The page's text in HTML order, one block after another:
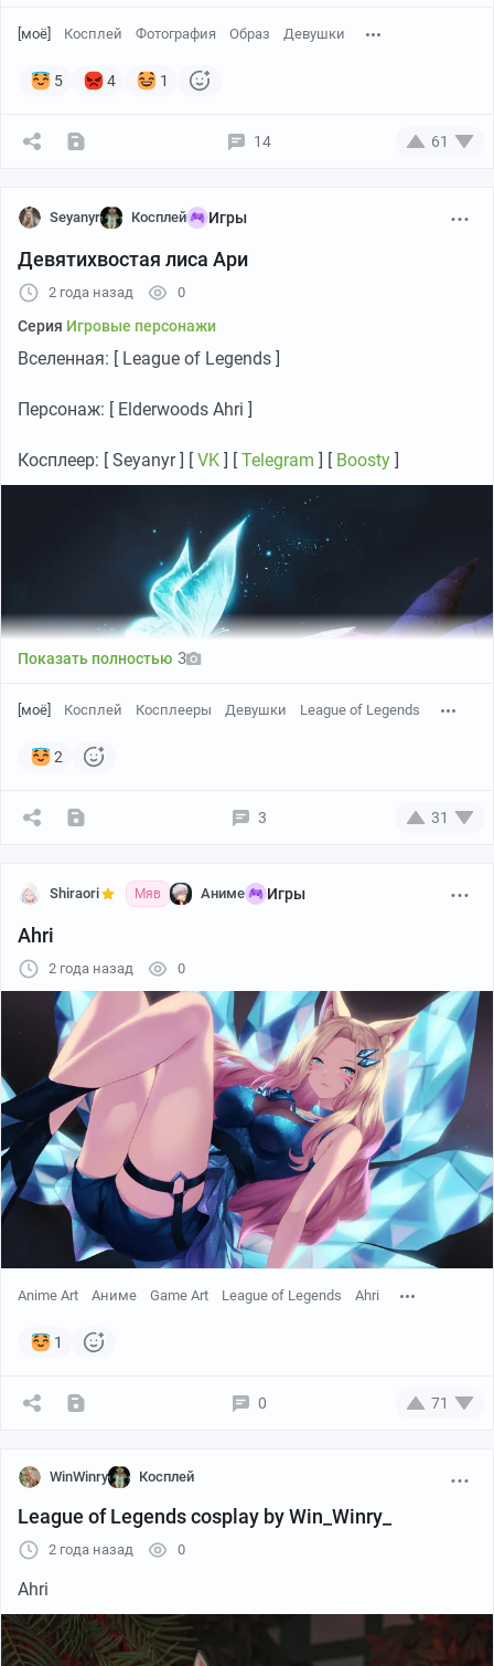
[моё] Косплей Фотография Образ Девушки
5 4 1
14 61
Seyanyr Косплей Игры
Девятихвостая лиса Ари
2 года назад 0
Серия Игровые персонажи
Вселенная: [ League of Legends ]
Персонаж: [ Elderwoods Ahri ]
Косплеер: [ Seyanyr ] [ VK ] [ Telegram ] [ Boosty ]
Показать полностью 3
[моё] Косплей Косплееры Девушки League of Legends
2
3 31
Shiraori Мяв Аниме Игры
Ahri
2 года назад 0
Anime Art Аниме Game Art League of Legends Ahri
1
0 71
WinWinry Косплей
League of Legends cosplay by Win_Winry_
2 года назад 0
Ahri